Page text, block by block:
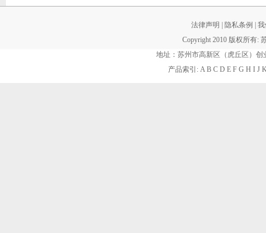
法律声明 隐私条例
我
Copyright 2010 版权所有:
地址：苏州市高新区（虎丘区）创
产品索引: A B C D E F G H I J